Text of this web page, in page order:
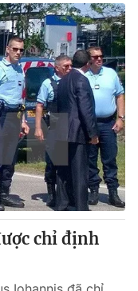
chỉ định